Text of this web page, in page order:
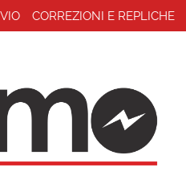
CORREZIONI E REPLICHE